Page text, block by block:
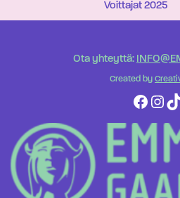
Voittajat 2025
Ota yhteyttä:
Created by